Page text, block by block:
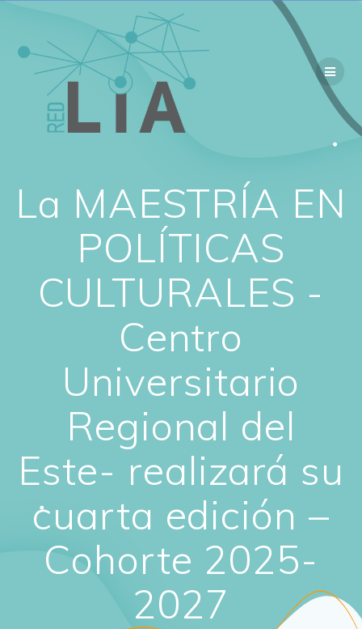
La MAESTRÍA EN
POLÍTICAS
CULTURALES -
Centro
Universitario
Regional del
Este- realizará su
cuarta edición –
Cohorte 2025-
2027